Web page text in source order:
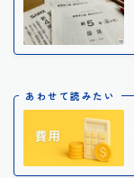
あわせて読みたい